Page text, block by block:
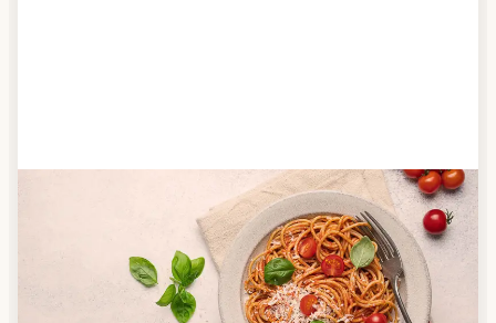
Anbieter finden
Nutzen Sie unsere große Mahlzeiten-Dienst-Suche,
um herauszufinden, welche Anbieter es in Ihrer